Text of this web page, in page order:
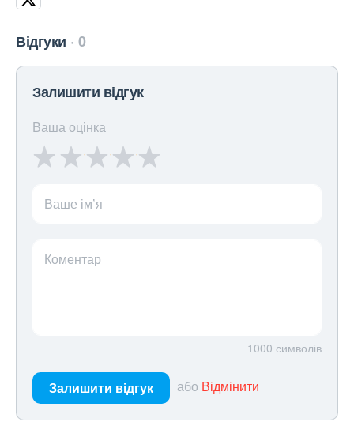
Відгуки 0
Залишити відгук
Ваша оцінка
Ваше ім’я
Коментар
1000 символів
Залишити відгук або Відмінити